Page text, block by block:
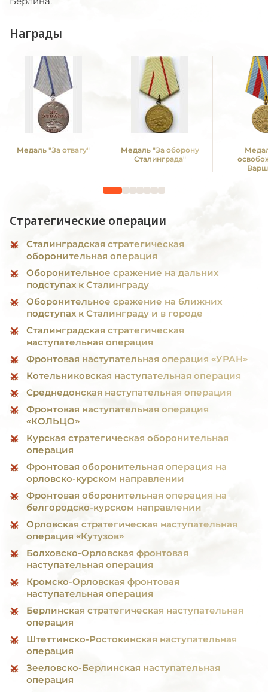
Награды
Медаль "За отвагу"
Медаль "За оборону
Сталинграда"
Стратегические операции
Сталинградская стратегическая
оборонительная операция
Оборонительное сражение на дальних
подступах к Сталинграду
Оборонительное сражение на ближних
подступах к Сталинграду и в городе
Сталинградская стратегическая
наступательная операция
Фронтовая наступательная операция «УРАН»
Котельниковская наступательная операция
Среднедонская наступательная операция
Фронтовая наступательная операция
«КОЛЬЦО»
Курская стратегическая оборонительная
операция
Фронтовая оборонительная операция на
орловско-курском направлении
Фронтовая оборонительная операция на
белгородско-курском направлении
Орловская стратегическая наступательная
операция «Кутузов»
Болховско-Орловская фронтовая
наступательная операция
Кромско-Орловская фронтовая
наступательная операция
Берлинская стратегическая наступательная
операция
Штеттинско-Ростокинская наступательная
операция
Зееловско-Берлинская наступательная
операция